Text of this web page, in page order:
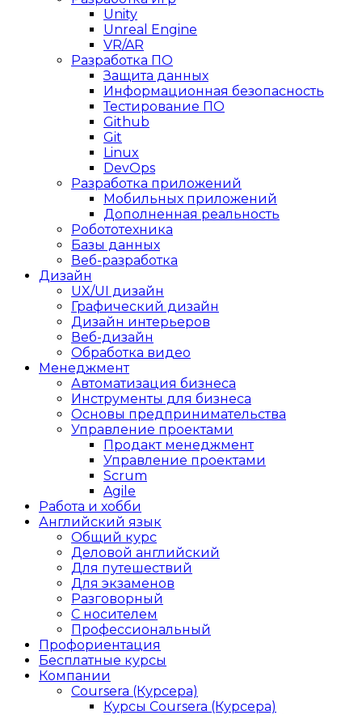
Unity
Unreal Engine
VR/AR
Разработка ПО
Защита данных
Информационная безопасность
Тестирование ПО
Github
Git
Linux
DevOps
Разработка приложений
Мобильных приложений
Дополненная реальность
Робототехника
Базы данных
Веб-разработка
Дизайн
UX/UI дизайн
Графический дизайн
Дизайн интерьеров
Веб-дизайн
Обработка видео
Менеджмент
Автоматизация бизнеса
Инструменты для бизнеса
Основы предпринимательства
Управление проектами
Продакт менеджмент
Управление проектами
Scrum
Agile
Работа и хобби
Английский язык
Общий курс
Деловой английский
Для путешествий
Для экзаменов
Разговорный
С носителем
Профессиональный
Профориентация
Бесплатные курсы
Компании
Coursera (Курсера)
Курсы Coursera (Курсера)